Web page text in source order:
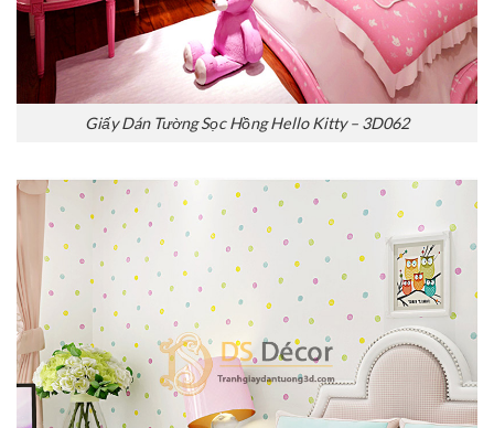
Giấy Dán Tường Sọc Hồng Hello Kitty – 3D062